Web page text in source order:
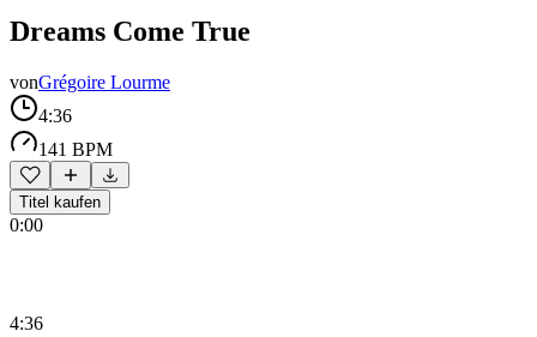
Dreams Come True
vonGrégoire Lourme
4:36
141 BPM
Titel kaufen
0:00
4:36